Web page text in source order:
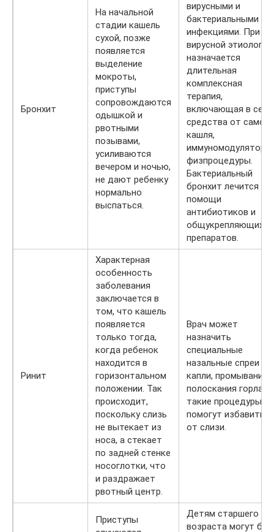
Бронхит
На начальной
стадии кашель
сухой, позже
появляется
выделение
мокроты,
приступы
сопровождаются
одышкой и
рвотными
позывами,
усиливаются
вечером и ночью,
не дают ребенку
нормально
выспаться.
вирусными и
бактериальными
инфекциями. При
вирусной этиологии
назначается
длительная
комплексная
терапия,
включающая в себя
средства от самого
кашля,
иммуномодуляторы,
физпроцедуры.
Бактериальный
бронхит лечится
помощи
антибиотиков и
общукрепляющих
препаратов.
Ринит
Характерная
особенность
заболевания
заключается в
том, что кашель
появляется
только тогда,
когда ребенок
находится в
горизонтальном
положении. Так
происходит,
поскольку слизь
не вытекает из
носа, а стекает
по задней стенке
носоглотки, что
и раздражает
рвотный центр.
Врач может
назначить
специальные
назальные спреи
капли, промывания
полоскания горла,
такие процедуры
помогут избавиться
от слизи.
Приступы
Детям старшего
возраста могут